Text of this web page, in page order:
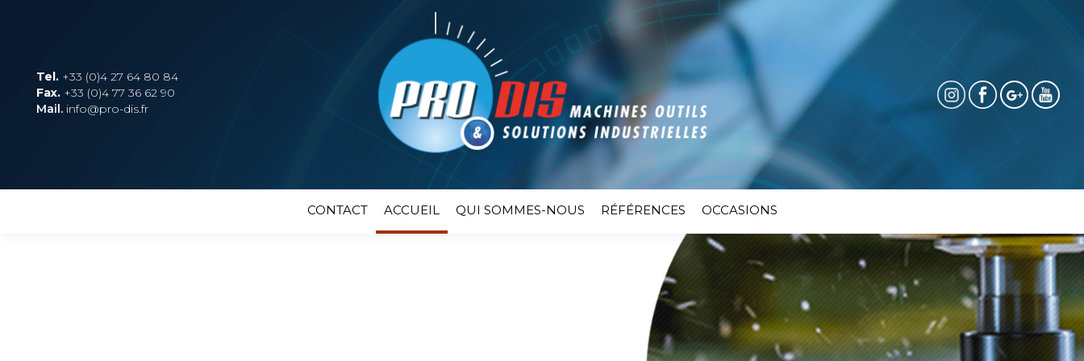
Tel. +33 (0)4 27 64 80 84
Fax. +33 (0)4 77 36 62 90
Mail. info@pro-dis.fr
CONTACT ACCUEIL QUI SOMMES-NOUS RÉFÉRENCES OCCASIONS